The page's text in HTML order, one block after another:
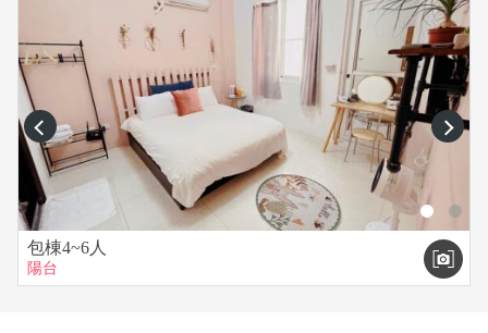
prev next
包棟4~6人
陽台